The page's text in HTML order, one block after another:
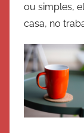
ou simples,
casa, no